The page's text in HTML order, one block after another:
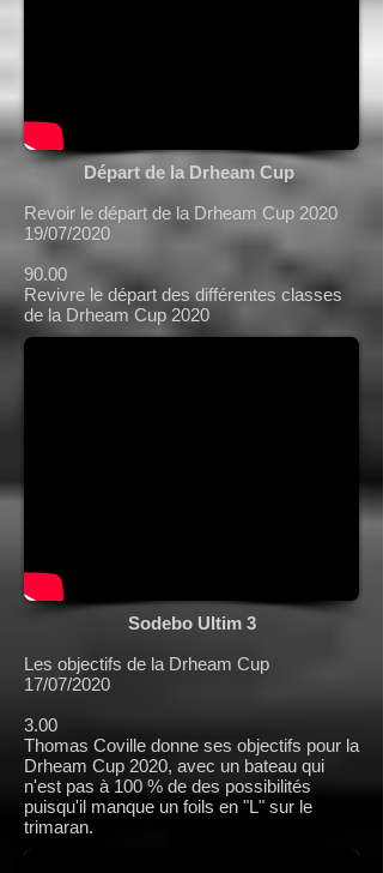
Départ de la Drheam Cup
Revoir le départ de la Drheam Cup 2020
19/07/2020
90.00
Revivre le départ des différentes classes
de la Drheam Cup 2020
Sodebo Ultim 3
Les objectifs de la Drheam Cup
17/07/2020
3.00
Thomas Coville donne ses objectifs pour la
Drheam Cup 2020, avec un bateau qui
n'est pas à 100 % de des possibilités
puisqu'il manque un foils en "L" sur le
trimaran.